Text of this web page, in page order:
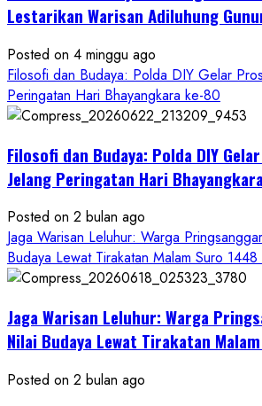
Bawono
Lestarikan Warisan Adiluhung
Posted on 4 minggu ago
Filosofi dan Budaya: Polda DIY Gelar
Peringatan Hari Bhayangkara ke-80
Filosofi dan Budaya: Polda DIY
Jelang Peringatan Hari
Posted on 2 bulan ago
Jaga Warisan Leluhur: Warga
Budaya Lewat Tirakatan Malam Suro
Jaga Warisan Leluhur: Warga
Nilai Budaya Lewat Tirakatan
Posted on 2 bulan ago